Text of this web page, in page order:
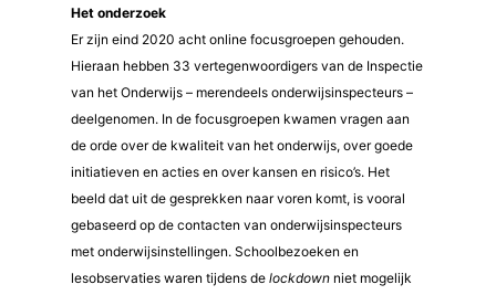
Het onderzoek
Er zijn eind 2020 acht online focusgroepen gehouden.
Hieraan hebben 33 vertegenwoordigers van de Inspectie
van het Onderwijs – merendeels onderwijsinspecteurs –
deelgenomen. In de focusgroepen kwamen vragen aan
de orde over de kwaliteit van het onderwijs, over goede
initiatieven en acties en over kansen en risico’s. Het
beeld dat uit de gesprekken naar voren komt, is vooral
gebaseerd op de contacten van onderwijsinspecteurs
met onderwijsinstellingen. Schoolbezoeken en
lesobservaties waren tijdens de lockdown niet mogelijk